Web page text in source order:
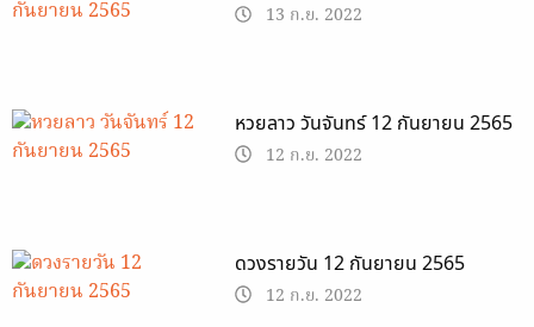
13 ก.ย. 2022
หวยลาว วันจันทร์ 12 กันยายน 2565
12 ก.ย. 2022
ดวงรายวัน 12 กันยายน 2565
12 ก.ย. 2022